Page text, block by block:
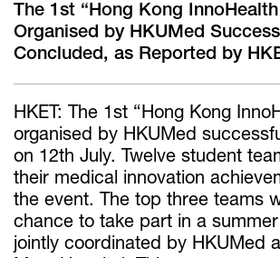
The 1st “Hong Kong InnoHealth
Organised by HKUMed
Concluded, as Reported by
HKET: The 1st “Hong Kong
organised by HKUMed
on 12th July. Twelve student
their medical innovation
the event. The top three teams
chance to take part in a
jointly coordinated by HKUMed